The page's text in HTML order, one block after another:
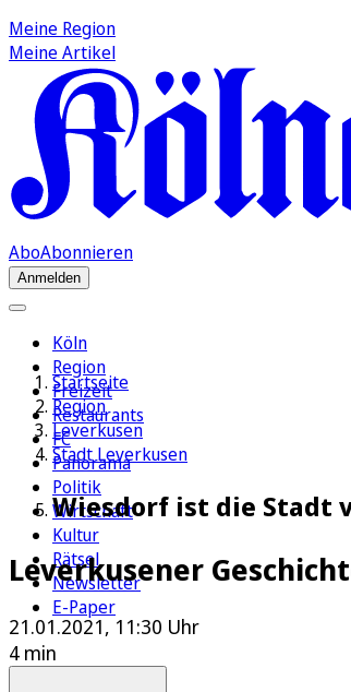
Meine Region
Meine Artikel
AboAbonnieren
Anmelden
Köln
Region
Freizeit
Restaurants
FC
Panorama
Politik
Wirtschaft
Kultur
Rätsel
Newsletter
E-Paper
Startseite
Region
Leverkusen
Stadt Leverkusen
Wiesdorf ist die Stadt
Leverkusener
21.01.2021, 11:30 Uhr
4 min